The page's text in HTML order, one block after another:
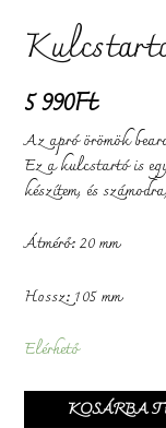
5 990Ft
Az apró örömök
Ez a kulcstartó is
készítem, és
Átmérő: 20 mm
Hossz: 105 mm
Elérhető
KOSÁRBA